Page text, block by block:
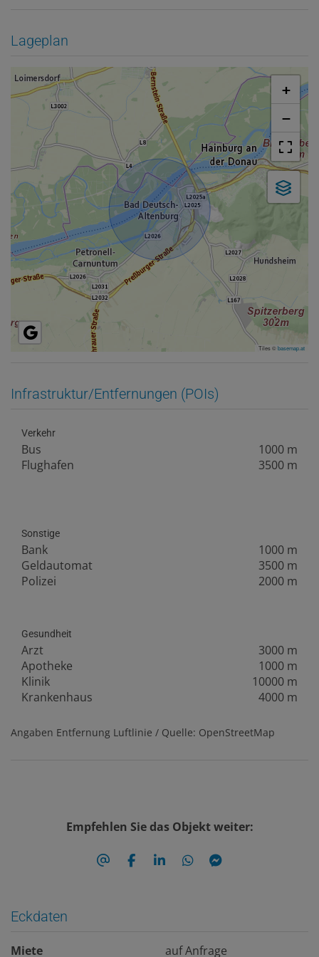
Lageplan
+
−
Tiles ©basemap.at
Infrastruktur/Entfernungen (POIs)
Verkehr
Bus
1000 m
Flughafen
3500 m
Sonstige
Bank
1000 m
Geldautomat
3500 m
Polizei
2000 m
Gesundheit
Arzt
3000 m
Apotheke
1000 m
Klinik
10000 m
Krankenhaus
4000 m
Angaben Entfernung Luftlinie / Quelle: OpenStreetMap
Empfehlen Sie das Objekt weiter:
Eckdaten
Miete auf Anfrage